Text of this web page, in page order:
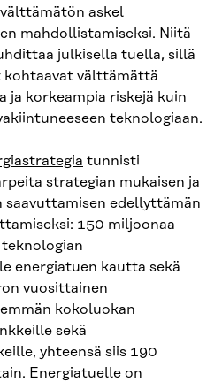
askel
mahdollistamiseksi. Niitä
julkisella tuella, sillä
kohtaavat välttämättä
ja korkeampia riskejä kuin
teknologiaan.
tunnisti
strategian mukaisen ja
edellyttämän
150 miljoonaa
energiatuen kautta sekä
vuosittainen
kokoluokan
sekä
yhteensä siis 190
Energiatuelle on